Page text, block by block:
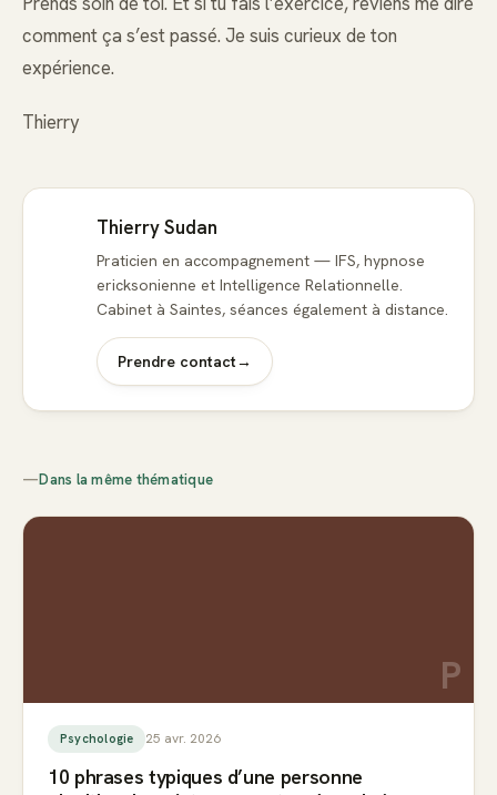
comment ça s’est passé. Je suis curieux de ton
expérience.
Thierry
Thierry Sudan
Praticien en accompagnement — IFS, hypnose
ericksonienne et Intelligence Relationnelle.
Cabinet à Saintes, séances également à distance.
Prendre contact→
—Dans la même thématique
P
Psychologie 25 avr. 2026
10 phrases typiques d’une personne